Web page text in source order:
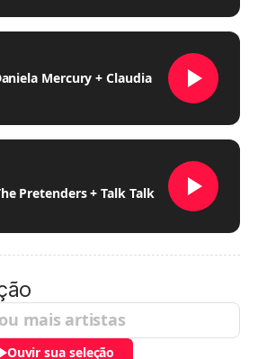
Mercury + Claudia
Pretenders + Talk Talk
Ouvir sua seleção